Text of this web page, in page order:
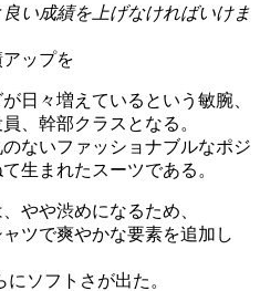
い成績を上げなければいけま
ップを
日々増えているという敏腕、
、幹部クラスとなる。
ないファッショナブルなポジ
生まれたスーツである。
やや渋めになるため、
ツで爽やかな要素を追加し
にソフトさが出た。